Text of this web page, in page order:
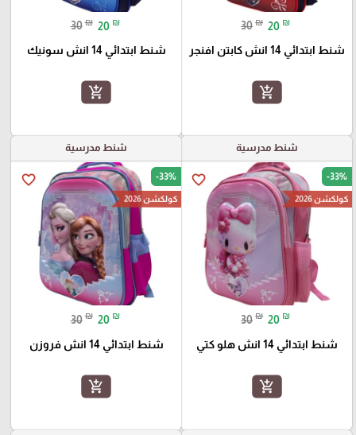
30 ₪ 20 ₪
شنط ابتدائي 14 انش كابتن افنجر
add_shopping_cart
30 ₪ 20 ₪
شنط ابتدائي 14 انش سونيك
add_shopping_cart
شنط مدرسية
favorite_border -33%
كولكشن 2026
30 ₪ 20 ₪
شنط ابتدائي 14 انش هلو كتي
add_shopping_cart
شنط مدرسية
favorite_border -33%
كولكشن 2026
30 ₪ 20 ₪
شنط ابتدائي 14 انش فروزن
add_shopping_cart